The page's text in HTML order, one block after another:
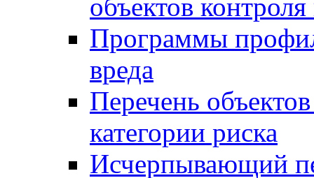
объектов
Программы
вреда
Перечень
категории риска
Исчерпывающий